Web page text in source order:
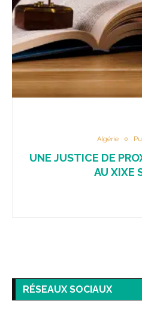
Algérie
UNE JUSTICE DE
AU XIXE
RÉSEAUX SOCIAUX